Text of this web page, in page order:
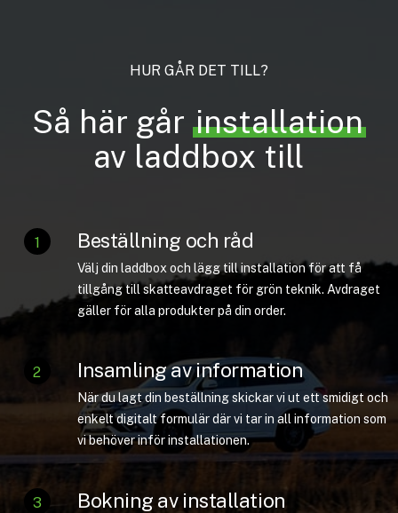
HUR GÅR DET TILL?
Så här går installation
av laddbox till
1 Beställning och råd
Välj din laddbox och lägg till installation för att få
tillgång till skatteavdraget för grön teknik. Avdraget
gäller för alla produkter på din order.
2 Insamling av information
När du lagt din beställning skickar vi ut ett smidigt och
enkelt digitalt formulär där vi tar in all information som
vi behöver inför installationen.
3 Bokning av installation